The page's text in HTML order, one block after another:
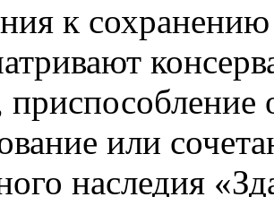
к сохранению
приспособление
или
наследия